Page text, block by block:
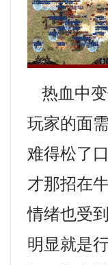
热血中变
玩家的面
难得松了
才那招在
情绪也受
明显就是